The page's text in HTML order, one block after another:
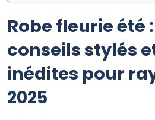
Robe fleurie été
conseils stylés
inédites pour
2025